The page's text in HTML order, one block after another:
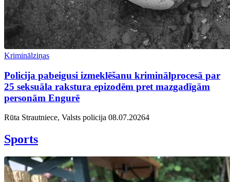
Kriminālziņas
Policija pabeigusi izmeklēšanu kriminālprocesā par
25 seksuāla rakstura epizodēm pret mazgadīgām
personām Engurē
Rūta Strautniece, Valsts policija 08.07.20264
Sports